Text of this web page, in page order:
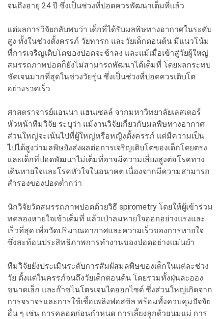
จนถึงอายุ 24 ปี ซึ่งเป็นช่วงที่ปอดควรพัฒนาเต็มที่แล้ว
แต่ผลการวิจัยกลับพบว่า เด็กที่ได้รับมลพิษทางอากาศในระดับ
สูง ทั้งในช่วงตั้งครรภ์ วัยทารก และวัยเด็กตอนต้น มีแนวโน้ม
ที่การเจริญเติบโตของปอดจะช้าลง และแม้เมื่อเข้าสู่วัยผู้ใหญ่
สมรรถภาพปอดก็ยังไม่สามารถพัฒนาได้เต็มที่ โดยผลกระทบ
ชัดเจนมากที่สุดในช่วงวัยรุ่น ซึ่งเป็นช่วงที่ปอดควรเติบโต
อย่างรวดเร็ว
ศาสตราจารย์แอนนา แฮนเซลล์ จากมหาวิทยาลัยเลสเตอร์
หัวหน้าทีมวิจัย ระบุว่า แม้งานวิจัยเกี่ยวกับมลพิษทางอากาศ
ส่วนใหญ่จะเน้นไปที่ผู้ใหญ่หรือหญิงตั้งครรภ์ แต่มีความเป็น
ไปได้สูงว่ามลพิษยังส่งผลต่อการเจริญเติบโตของเด็กโดยตรง
และเด็กที่ปอดพัฒนาไม่เต็มที่อาจมีความเสี่ยงสูงต่อโรคทาง
เดินหายใจและโรคหัวใจในอนาคต เนื่องจากมีความสามารถ
สำรองของปอดต่ำกว่า
นักวิจัยวัดสมรรถภาพปอดด้วยวิธี spirometry โดยให้ผู้เข้าร่วม
ทดลองหายใจเข้าเต็มที่ แล้วเป่าลมหายใจออกอย่างแรงและ
เร็วที่สุด เพื่อวัดปริมาณอากาศและความเร็วของการหายใจ
ซึ่งสะท้อนประสิทธิภาพการทำงานของปอดอย่างแม่นยำ
ทีมวิจัยยังประเมินระดับการสัมผัสมลพิษของเด็กในแต่ละช่วง
วัย ตั้งแต่ในครรภ์จนถึงวัยเด็กตอนต้น โดยรวมทั้งฝุ่นละออง
ขนาดเล็ก และก๊าซไนโตรเจนไดออกไซด์ ซึ่งส่วนใหญ่เกิดจาก
การจราจรและการใช้เชื้อเพลิงฟอสซิล พร้อมทั้งควบคุมปัจจัย
อื่น ๆ เช่น การคลอดก่อนกำหนด การเลี้ยงลูกด้วยนมแม่ การ